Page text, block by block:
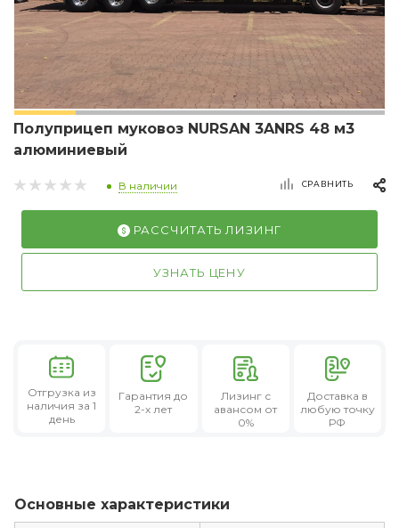
Полуприцеп муковоз NURSAN 3ANRS 48 м3
алюминиевый
В наличии СРАВНИТЬ
РАССЧИТАТЬ ЛИЗИНГ
УЗНАТЬ ЦЕНУ
Отгрузка из
наличия за 1
день
Гарантия до
2-х лет
Лизингс
авансом от
0%
Доставка в
любую точку
РФ
Основные характеристики